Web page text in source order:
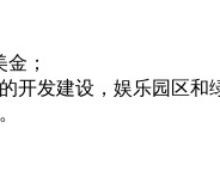
；
开发建设，娱乐园区和